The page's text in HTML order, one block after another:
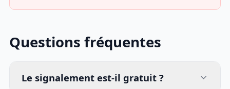
Questions fréquentes
Le signalement est-il gratuit ?